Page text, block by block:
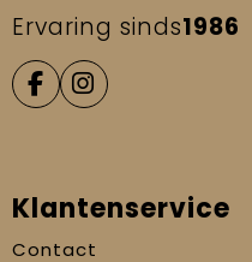
Ervaring sinds1986
Klantenservice
Contact